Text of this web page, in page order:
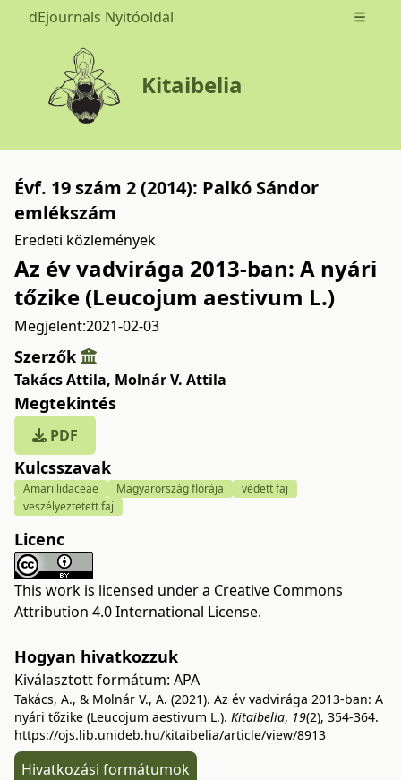
dEjournals Nyitóoldal Open
Kitaibelia
Évf. 19 szám 2 (2014): Palkó Sándor
emlékszám
Eredeti közlemények
Az év vadvirága 2013-ban: A nyári
tőzike (Leucojum aestivum L.)
Megjelent:2021-02-03
Szerzők
Takács Attila, Molnár V. Attila
Megtekintés
PDF
Kulcsszavak
Amarillidaceae Magyarország flórája
védett faj
veszélyeztetett faj
Licenc
This work is licensed under a Creative Commons
Attribution 4.0 International License.
Hogyan hivatkozzuk
Kiválasztott formátum: APA
Takács, A., & Molnár V., A. (2021). Az év vadvirága 2013-ban: A
nyári tőzike (Leucojum aestivum L.). Kitaibelia, 19(2), 354-364.
https://ojs.lib.unideb.hu/kitaibelia/article/view/8913
Hivatkozási formátumok